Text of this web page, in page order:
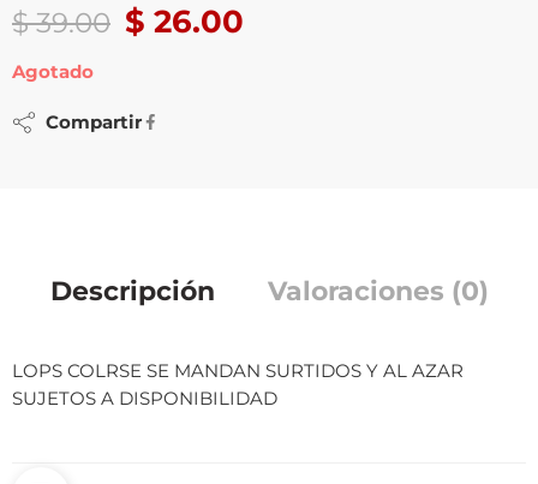
$39.00 $ 26.00
Agotado
Compartir
Descripción Valoraciones (0)
LOPS COLRSE SE MANDAN SURTIDOS Y AL AZAR
SUJETOS A DISPONIBILIDAD